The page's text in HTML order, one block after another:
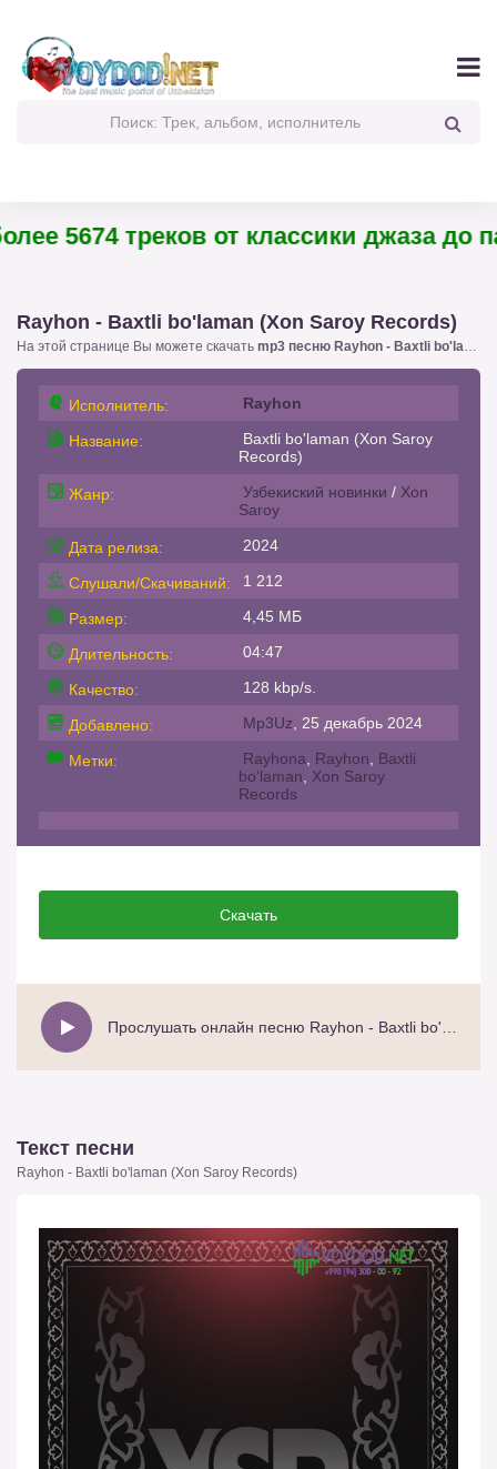
5674 треков от классики джаза до
Rayhon - Baxtli bo'laman (Xon Saroy Records)
На этой странице Вы можете скачать mp3 песню Rayhon - Baxtli bo'laman (Xon Saroy Records)
Исполнитель: Rayhon
Название:
Baxtli bo'laman (Xon Saroy
Records)
Жанр: Узбекиский новинки / Xon
Saroy
Дата релиза: 2024
Слушали/Скачиваний: 1 212
Размер: 4,45 МБ
Длительность: 04:47
Качество: 128 kbp/s.
Добавлено: Mp3Uz , 25 декабрь 2024
Метки: Rayhona Rayhon
Baxtli
bo'laman
Xon Saroy
Records
Скачать
Текст песни
Rayhon - Baxtli bo'laman (Xon Saroy Records)